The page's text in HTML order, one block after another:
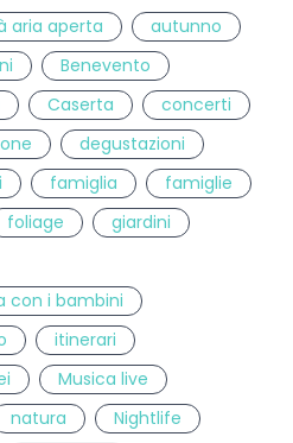
aria aperta
autunno
Benevento
Caserta
concerti
degustazioni
famiglia
famiglie
foliage
giardini
con i bambini
itinerari
Musica live
natura
Nightlife